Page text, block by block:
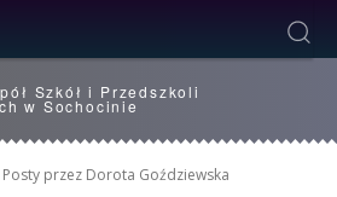
Szkół i Przedszkoli
w Sochocinie
Posty przez Dorota Goździewska